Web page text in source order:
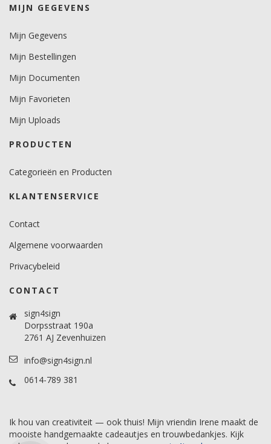
MIJN GEGEVENS
Mijn Gegevens
Mijn Bestellingen
Mijn Documenten
Mijn Favorieten
Mijn Uploads
PRODUCTEN
Categorieën en Producten
KLANTENSERVICE
Contact
Algemene voorwaarden
Privacybeleid
CONTACT
sign4sign
Dorpsstraat 190a
2761 AJ Zevenhuizen
info@sign4sign.nl
0614-789 381
Ik hou van creativiteit — ook thuis! Mijn vriendin Irene maakt de
mooiste handgemaakte cadeautjes en trouwbedankjes. Kijk